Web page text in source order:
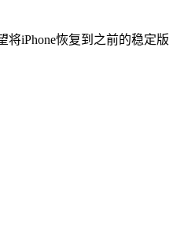
iPhone恢复到之前的稳定版